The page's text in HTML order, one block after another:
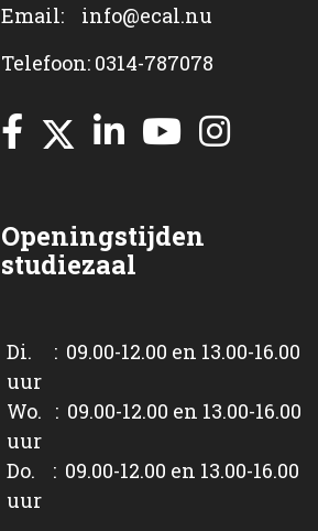
Email: info@ecal.nu
Telefoon: 0314-787078
Openingstijden
studiezaal
Di. : 09.00-12.00 en 13.00-16.00
uur
Wo. : 09.00-12.00 en 13.00-16.00
uur
Do. : 09.00-12.00 en 13.00-16.00
uur